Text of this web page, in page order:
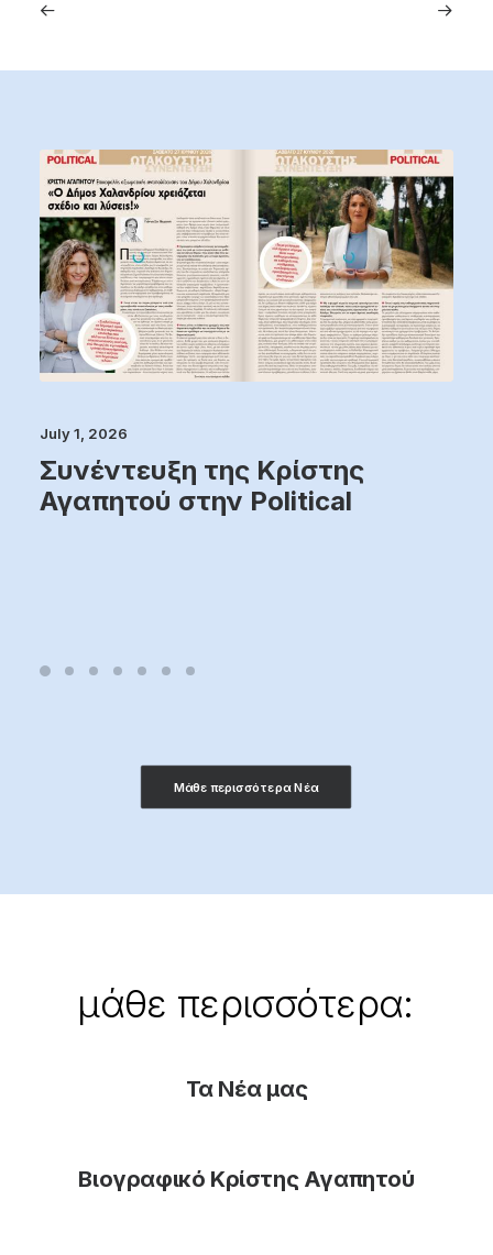
July 1, 2026
Συνέντευξη της Κρίστης
Αγαπητού στην Political
Μάθε περισσότερα Νέα
μάθε περισσότερα:
Τα Νέα μας
Βιογραφικό Κρίστης Αγαπητού